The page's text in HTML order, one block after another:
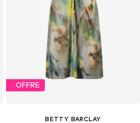
OFFRE
BETTY BARCLAY